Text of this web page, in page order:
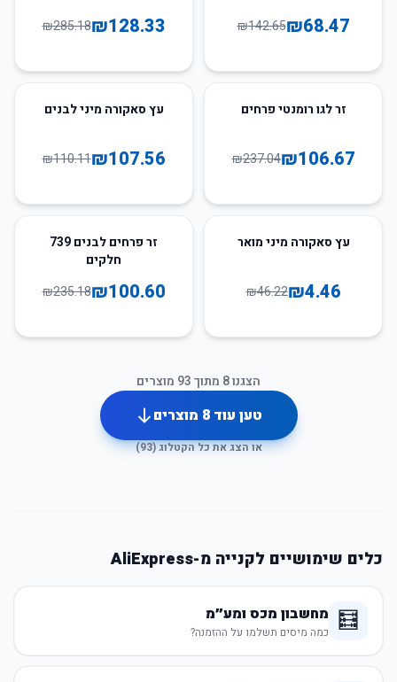
₪68.47
₪142.65
₪128.33
₪285.18
זר לגו רומנטי פרחים
₪106.67
₪237.04
עץ סאקורה מיני לבנים
₪107.56
₪110.11
90עץ סאקורה מיני מואר
₪4.46
₪46.22
זר פרחים לבנים 739
חלקים
₪100.60
₪235.18
הצגנו8 מתוך93 מוצרים
טען עוד8 מוצרים
או הצג את כל הקטלוג (93
)
כלים שימושיים לקנייה מ-AliExpress
🧮 מחשבון מכס ומע״מ
כמה מיסים תשלמו על ההזמנה?